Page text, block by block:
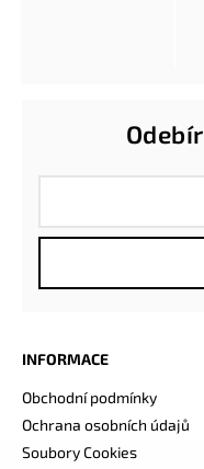
INFORMACE
Obchodní podmínky
Ochrana osobních údajů
Soubory Cookies